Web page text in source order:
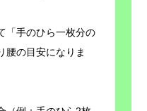
「手のひら一枚分の
腰の目安になりま